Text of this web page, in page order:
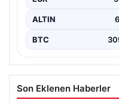
ALTIN
BTC
Son Eklenen Haberler